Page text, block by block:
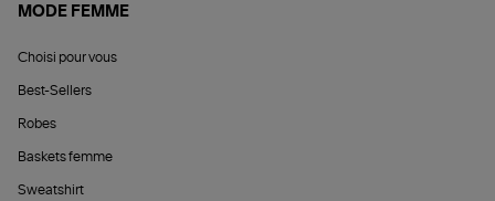
MODE FEMME
Choisi pour vous
Best-Sellers
Robes
Baskets femme
Sweatshirt